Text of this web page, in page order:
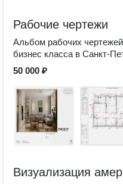
Рабочие чертежи
Альбом рабочих
бизнес класса в Санкт-
50 000 ₽
Визуализация